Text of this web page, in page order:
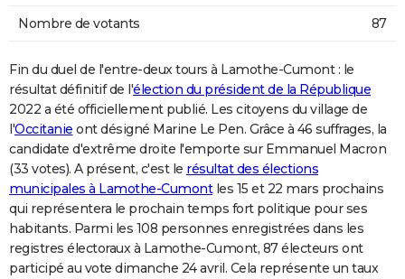
Nombre de votants 87
Fin du duel de l'entre-deux tours à Lamothe-Cumont : le
résultat définitif de l'élection du président de la République
2022 a été officiellement publié. Les citoyens du village de
l'Occitanie ont désigné Marine Le Pen. Grâce à 46 suffrages, la
candidate d'extrême droite l'emporte sur Emmanuel Macron
(33 votes). A présent, c'est le résultat des élections
municipales à Lamothe-Cumontles 15 et 22 mars prochains
qui représentera le prochain temps fort politique pour ses
habitants. Parmi les 108 personnes enregistrées dans les
registres électoraux à Lamothe-Cumont, 87 électeurs ont
participé au vote dimanche 24 avril. Cela représente un taux